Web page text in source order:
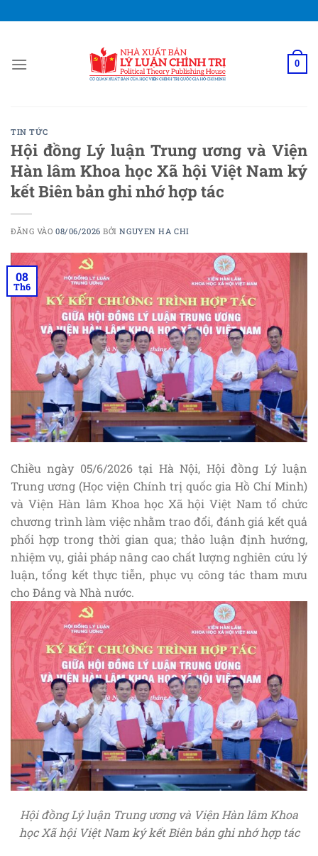
qua
dung
0
TIN TỨC
Hội đồng Lý luận Trung ương và Viện
Hàn lâm Khoa học Xã hội Việt Nam ký
kết Biên bản ghi nhớ hợp tác
ĐĂNG VÀO08/06/2026 BỞINGUYEN HA CHI
08
Th6
Chiều ngày 05/6/2026 tại Hà Nội, Hội đồng Lý luận
Trung ương (Học viện Chính trị quốc gia Hồ Chí Minh)
và Viện Hàn lâm Khoa học Xã hội Việt Nam tổ chức
chương trình làm việc nhằm trao đổi, đánh giá kết quả
phối hợp trong thời gian qua; thảo luận định hướng,
nhiệm vụ, giải pháp nâng cao chất lượng nghiên cứu lý
luận, tổng kết thực tiễn, phục vụ công tác tham mưu
cho Đảng và Nhà nước.
Hội đồng Lý luận Trung ương và Viện Hàn lâm Khoa
học Xã hội Việt Nam ký kết Biên bản ghi nhớ hợp tác